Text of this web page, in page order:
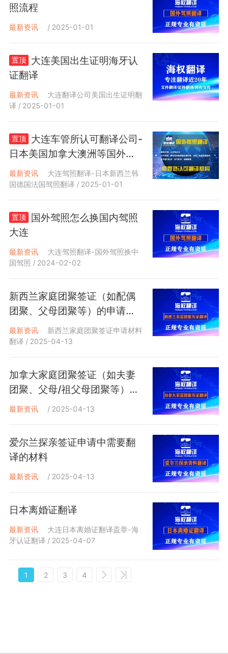
照流程
最新资讯 / 2025-01-01
置顶
证翻译
最新资讯
大连翻译公司美国出生证明翻
译 / 2025-01-01
置顶
日本美国加拿大澳洲等国外驾
照翻译
最新资讯
大连驾照翻译-日本新西兰韩
国德国法国驾照翻译 / 2025-01-01
置顶
大连
最新资讯
大连驾照翻译-国外驾照换中
国驾照 / 2024-02-02
新西兰家庭团聚签证（如配偶
团聚、父母团聚等）的申请材
料翻译
最新资讯
新西兰家庭团聚签证申请材料
翻译 / 2025-04-13
加拿大家庭团聚签证（如夫妻
团聚、父母/祖父母团聚等）的
申请材料翻译
最新资讯 / 2025-04-13
爱尔兰探亲签证申请中需要翻
译的材料
最新资讯 / 2025-04-13
日本离婚证翻译
最新资讯
大连日本离婚证翻译盖章-海
牙认证翻译 / 2025-04-07
1 2 3 4